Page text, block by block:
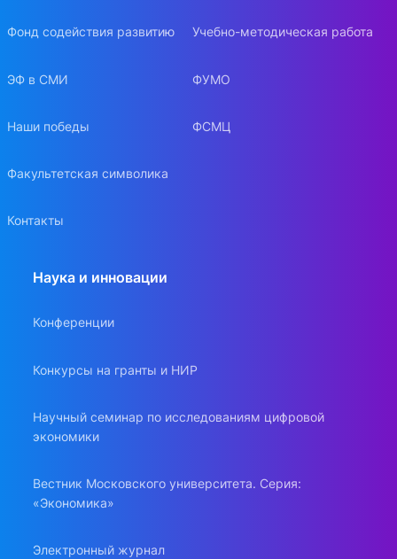
Фонд содействия развитию
ЭФ в СМИ
Наши победы
Факультетская символика
Контакты
Учебно-методическая работа
ФУМО
ФСМЦ
Наука и инновации
Конференции
Конкурсы на гранты и НИР
Научный семинар по исследованиям цифровой
экономики
Вестник Московского университета. Серия:
«Экономика»
Электронный журнал